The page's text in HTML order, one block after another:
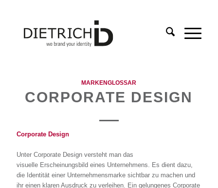
MARKENGLOSSAR
CORPORATE DESIGN
Corporate Design
Unter Corporate Design versteht man das
visuelle Erscheinungsbild eines Unternehmens. Es dient dazu,
die Identität einer Unternehmensmarke sichtbar zu machen und
ihr einen klaren Ausdruck zu verleihen. Ein gelungenes Corporate